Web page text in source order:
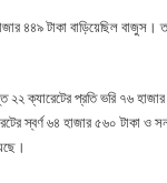
৪৪৯ টাকা বাড়িয়েছিল
২২ ক্যারেটের প্রতি ভরি ৭৬
স্বর্ণ ৬৪ হাজার ৫৬০ টাকা ও